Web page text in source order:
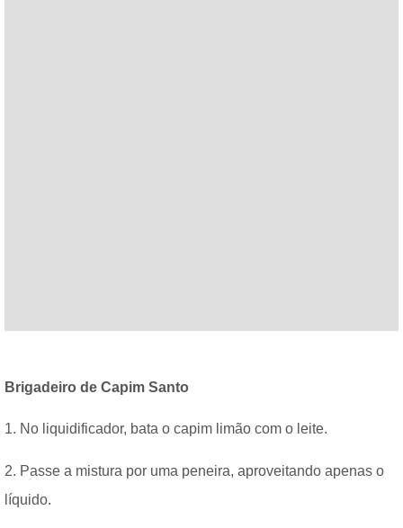
Brigadeiro de Capim Santo
1. No liquidificador, bata o capim limão com o leite.
2. Passe a mistura por uma peneira, aproveitando apenas o
líquido.